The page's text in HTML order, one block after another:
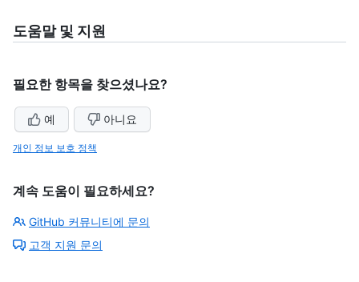
도움말 및 지원
필요한 항목을 찾으셨나요?
예 아니요
개인 정보 보호 정책
계속 도움이 필요하세요?
GitHub 커뮤니티에 문의
고객 지원 문의